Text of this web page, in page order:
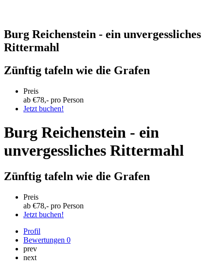
Burg Reichenstein - ein unvergessliches
Rittermahl
Zünftig tafeln wie die Grafen
Preis
ab €78,- pro Person
Jetzt buchen!
Burg Reichenstein - ein
unvergessliches Rittermahl
Zünftig tafeln wie die Grafen
Preis
ab €78,- pro Person
Jetzt buchen!
Profil
Bewertungen 0
prev
next